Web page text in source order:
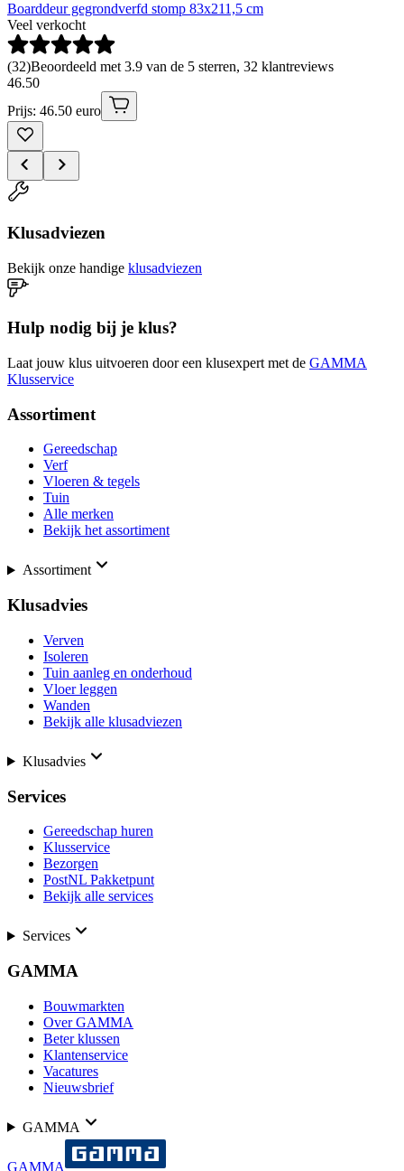
Boarddeur gegrondverfd stomp 83x211,5 cm
Veel verkocht
(32)Beoordeeld met 3.9 van de 5 sterren, 32 klantreviews
46.50
Prijs: 46.50 euro
Klusadviezen
Bekijk onze handige klusadviezen
Hulp nodig bij je klus?
Laat jouw klus uitvoeren door een klusexpert met de GAMMA
Klusservice
Assortiment
Gereedschap
Verf
Vloeren & tegels
Tuin
Alle merken
Bekijk het assortiment
Assortiment
Klusadvies
Verven
Isoleren
Tuin aanleg en onderhoud
Vloer leggen
Wanden
Bekijk alle klusadviezen
Klusadvies
Services
Gereedschap huren
Klusservice
Bezorgen
PostNL Pakketpunt
Bekijk alle services
Services
GAMMA
Bouwmarkten
Over GAMMA
Beter klussen
Klantenservice
Vacatures
Nieuwsbrief
GAMMA
GAMMA